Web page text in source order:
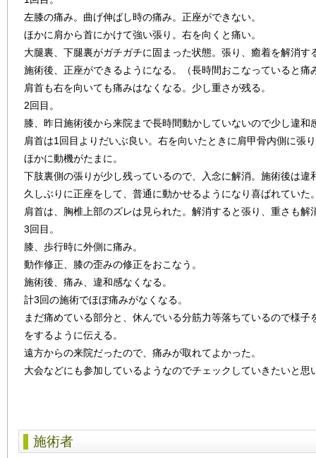
左膝の痛み。曲げ伸ばし時の痛み。正座ができない。
ほかに肩から首にかけて強い張り。右を向くと痛い。
大腿裏、下腿裏がガチガチに固まった状態。張り、癒着を解消す
施術後、正座ができるようになる。（長時間おこなっていると痛
肩首も右を向いても痛みはなくなる。少し重さが残る。
2回目。
膝、昨日施術後から来院まで長時間動かしていないので少し違和
肩首は1回目よりだいぶ良い。右を向いたときに肩甲骨内側に張
ほかに動機がたまに。
下肢裏側の張りが少し残っているので、入念に解消。施術後は違
久しぶりに正座をして、普通に動かせるようになり喜ばれていた
肩首は、胸椎上部のズレは見られた。解消すると張り、重さも解
3回目。
膝、歩行時に外側に痛み。
動作修正、膝の歪みの修正をおこなう。
施術後、痛み、違和感なくなる。
計3回の施術でほぼ痛みがなくなる。
まだ痛めている部分と、休んでいる分筋力等落ちているので様
をするように伝える。
遠方からの来院だったので、痛みが取れてよかった。
大会などにも参加しているようなのでチェックしていきたいと思
施術者